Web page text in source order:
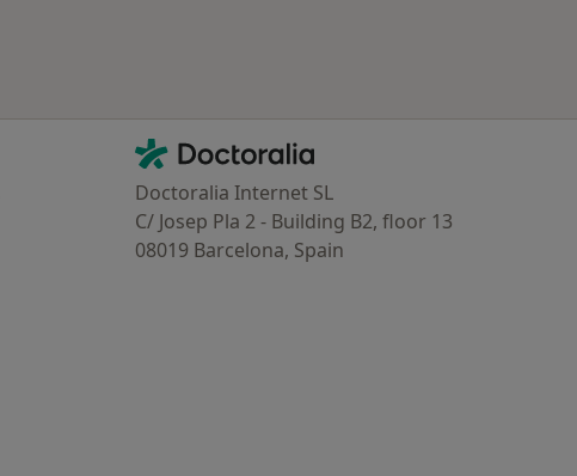
Contacto
Doctoralia - Homepage
Doctoralia Internet SL
C/ Josep Pla 2 - Building B2, floor 13
08019 Barcelona, Spain